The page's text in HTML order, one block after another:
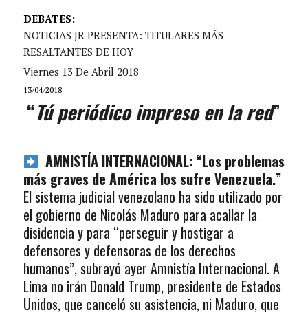
DEBATES:
NOTICIAS JR PRESENTA: TITULARES MÁS
RESALTANTES DE HOY
Viernes 13 De Abril 2018
13/04/2018
“Tú periódico impreso en la red”
AMNISTÍA INTERNACIONAL: “Los problemas
más graves de América los sufre Venezuela.”
El sistema judicial venezolano ha sido utilizado por
el gobierno de Nicolás Maduro para acallar la
disidencia y para “perseguir y hostigar a
defensores y defensoras de los derechos
humanos”, subrayó ayer Amnistía Internacional. A
Lima no irán Donald Trump, presidente de Estados
Unidos, que canceló su asistencia, ni Maduro, que